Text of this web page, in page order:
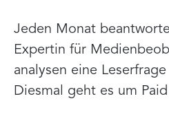
Jeden Monat
Expertin für
analysen eine
Diesmal geht es um